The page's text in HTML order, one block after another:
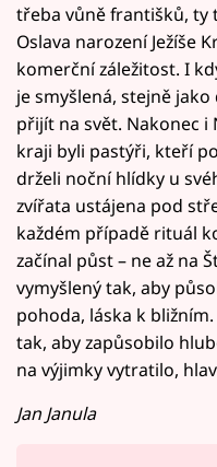
třeba vůně františků, ty
Oslava narození Ježíše
komerční záležitost. I
je smyšlená, stejně
přijít na svět. Nakonec i
kraji byli pastýři, kteří
drželi noční hlídky u
zvířata ustájena pod
každém případě rituál
začínal půst – ne až na
vymyšlený tak, aby
pohoda, láska k
tak, aby zapůsobilo
na výjimky vytratilo,
Jan Janula